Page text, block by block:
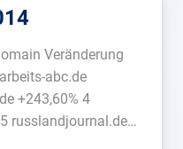
Veränderung
abc.de
+243,60% 4
russlandjournal.de